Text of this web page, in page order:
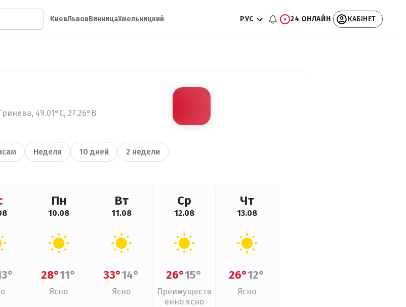
КиевЛьвовВинницаХмельницкий РУС 24 ОНЛАЙН КАБІНЕТ
49.01°С, 27.26°В
Неделя 10 дней 2 недели
Пн
10.08
28°11°
Ясно
Вт
11.08
33°14°
Ясно
Ср
12.08
26°15°
Преимуществ
енно ясно
Чт
13.08
26°12°
Ясно